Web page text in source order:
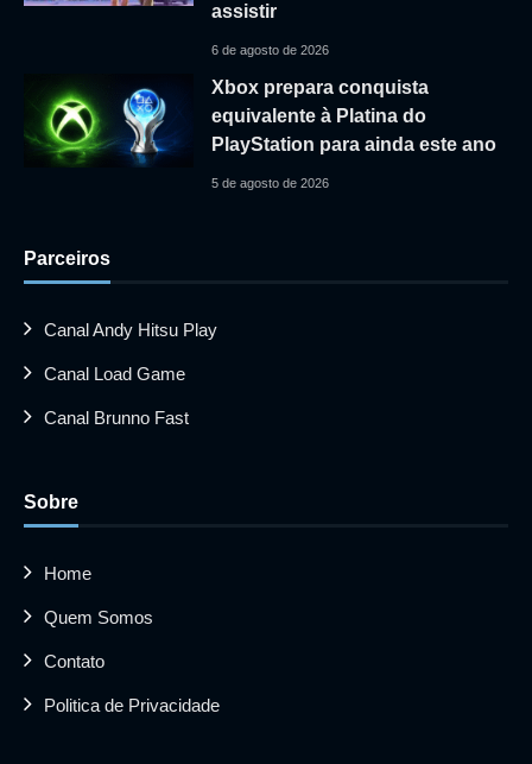
assistir
6 de agosto de 2026
Xbox prepara conquista
equivalente à Platina do
PlayStation para ainda este ano
5 de agosto de 2026
Parceiros
Canal Andy Hitsu Play
Canal Load Game
Canal Brunno Fast
Sobre
Home
Quem Somos
Contato
Politica de Privacidade